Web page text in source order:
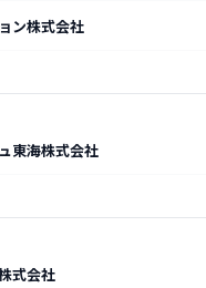
ン株式会社
東海株式会社
式会社